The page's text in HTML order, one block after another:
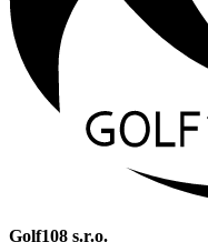
Golf108 s.r.o.